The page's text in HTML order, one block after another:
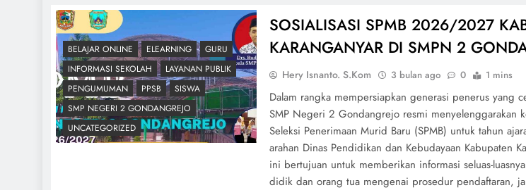
BELAJAR ONLINE ELEARNING
GURU
INFORMASI SEKOLAH
LAYANAN PUBLIK
PENGUMUMAN
PPSB
SISWA
SMP NEGERI 2 GONDANGREJO
UNCATEGORIZED
SOSIALISASI SPMB 2026/2027
KARANGANYAR DI SMPN 2
Hery Isnanto. S.Kom 3 bulan ago 0 1 mins
Dalam rangka mempersiapkan generasi penerus yang
SMP Negeri 2 Gondangrejo resmi menyelenggarakan
Seleksi Penerimaan Murid Baru (SPMB) untuk tahun
arahan Dinas Pendidikan dan Kebudayaan Kabupaten
ini bertujuan untuk memberikan informasi seluas-
didik dan orang tua mengenai prosedur pendaftaran,